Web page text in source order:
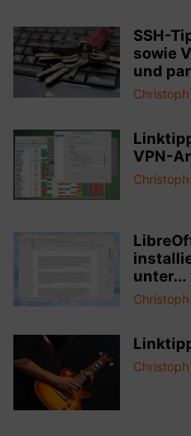
SSH-
sowie
und
VPN-
unter...